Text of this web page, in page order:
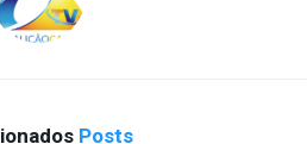
Posts